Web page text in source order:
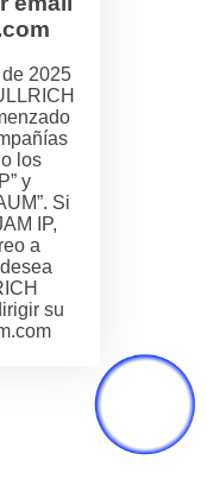
2025
los
y
Si
IP,
a
su